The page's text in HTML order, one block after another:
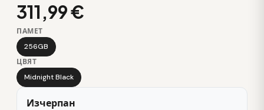
311,99 €
ПАМЕТ
256GB
ЦВЯТ
Midnight Black
Изчерпан